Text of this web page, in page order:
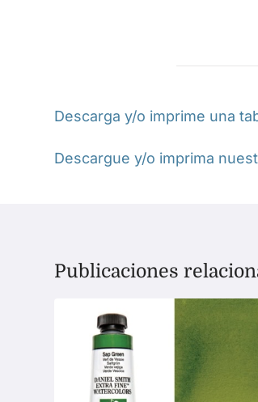
Descarga y/o imprime una
Descargue y/o imprima
Publicaciones